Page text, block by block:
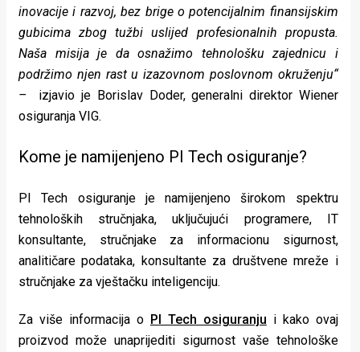
inovacije i razvoj, bez brige o potencijalnim finansijskim
gubicima zbog tužbi uslijed profesionalnih propusta.
Naša misija je da osnažimo tehnološku zajednicu i
podržimo njen rast u izazovnom poslovnom okruženju“
– izjavio je Borislav Doder, generalni direktor Wiener
osiguranja VIG.
Kome je namijenjeno PI Tech osiguranje?
PI Tech osiguranje je namijenjeno širokom spektru
tehnoloških stručnjaka, uključujući programere, IT
konsultante, stručnjake za informacionu sigurnost,
analitičare podataka, konsultante za društvene mreže i
stručnjake za vještačku inteligenciju.
Za više informacija o PI Tech osiguranju i kako ovaj
proizvod može unaprijediti sigurnost vaše tehnološke